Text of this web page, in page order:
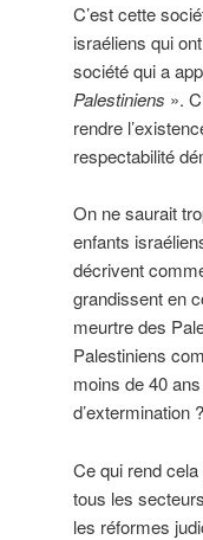
C’est cette
israéliens qui
société qui a
Palestiniens ».
rendre
respectabilité
On ne saurait
enfants
décrivent
grandissent en
meurtre des
Palestiniens
moins de 40
d’extermination ?
Ce qui rend
tous les
les réformes